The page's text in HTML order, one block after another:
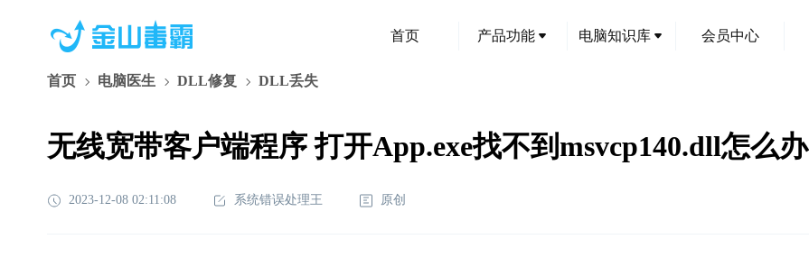
首页 产品功能 电脑知识库 会员中心
首页 电脑医生 DLL修复 DLL丢失
无线宽带客户端程序 打开App.exe找不到msvcp140.dll怎么办
2023-12-08 02:11:08 系统错误处理王 原创